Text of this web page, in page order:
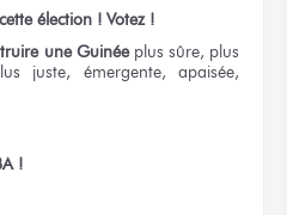
élection ! Votez !
une Guinéeplus sûre, plus
juste, émergente, apaisée,
!